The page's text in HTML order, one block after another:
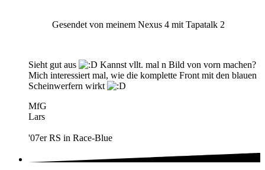
Gesendet von meinem Nexus 4 mit Tapatalk 2
Sieht gut aus
Kannst vllt. mal n Bild von vorn machen?
Mich interessiert mal, wie die komplette Front mit den blauen
Scheinwerfern wirkt
MfG
Lars
'07er RS in Race-Blue